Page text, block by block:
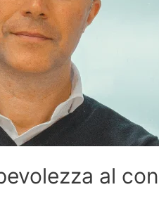
al